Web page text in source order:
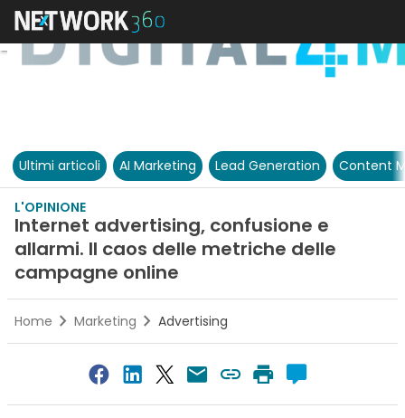
Ultimi articoli AI Marketing Lead Generation Content
L'OPINIONE
Internet advertising, confusione e
allarmi. Il caos delle metriche delle
campagne online
Home Marketing Advertising